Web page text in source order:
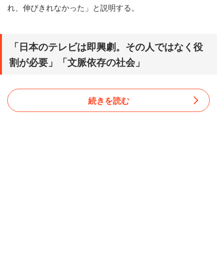
れ、伸びきれなかった」と説明する。
「日本のテレビは即興劇。その人ではなく役
割が必要」「文脈依存の社会」
続きを読む